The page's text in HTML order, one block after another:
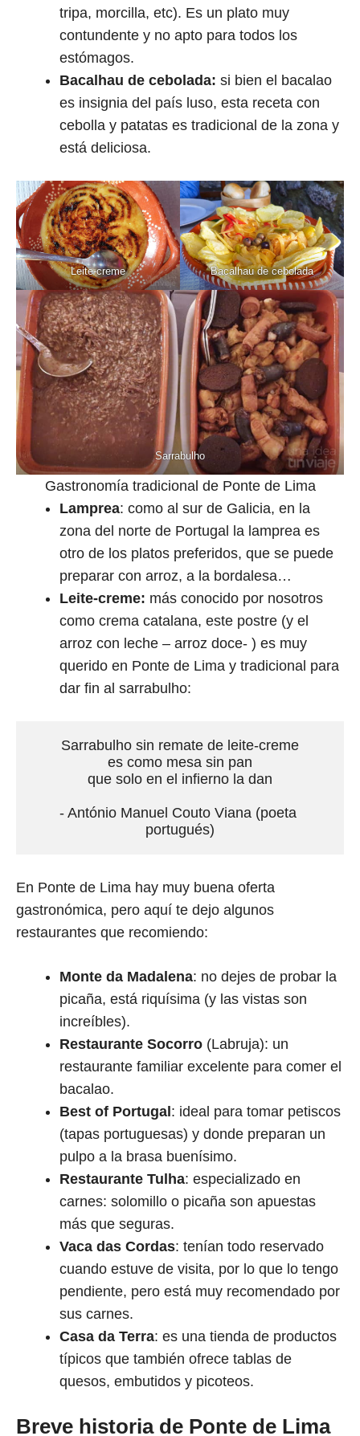
tripa, morcilla, etc). Es un plato muy
contundente y no apto para todos los
estómagos.
Bacalhau de cebolada: si bien el bacalao
es insignia del país luso, esta receta con
cebolla y patatas es tradicional de la zona y
está deliciosa.
Leite-creme Bacalhau de cebolada
Sarrabulho
Gastronomía tradicional de Ponte de Lima
Lamprea: como al sur de Galicia, en la
zona del norte de Portugal la lamprea es
otro de los platos preferidos, que se puede
preparar con arroz, a la bordalesa…
Leite-creme: más conocido por nosotros
como crema catalana, este postre (y el
arroz con leche – arroz doce- ) es muy
querido en Ponte de Lima y tradicional para
dar fin al sarrabulho:
Sarrabulho sin remate de leite-creme
es como mesa sin pan
que solo en el infierno la dan
- António Manuel Couto Viana (poeta
portugués)
En Ponte de Lima hay muy buena oferta
gastronómica, pero aquí te dejo algunos
restaurantes que recomiendo:
Monte da Madalena: no dejes de probar la
picaña, está riquísima (y las vistas son
increíbles).
Restaurante Socorro (Labruja): un
restaurante familiar excelente para comer el
bacalao.
Best of Portugal: ideal para tomar petiscos
(tapas portuguesas) y donde preparan un
pulpo a la brasa buenísimo.
Restaurante Tulha: especializado en
carnes: solomillo o picaña son apuestas
más que seguras.
Vaca das Cordas: tenían todo reservado
cuando estuve de visita, por lo que lo tengo
pendiente, pero está muy recomendado por
sus carnes.
Casa da Terra: es una tienda de productos
típicos que también ofrece tablas de
quesos, embutidos y picoteos.
Breve historia de Ponte de Lima